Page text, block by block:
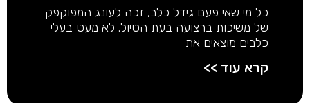
כל מי שאי פעם גידל כלב, זכה לעונג המפוקפק
של משיכות ברצועה בעת הטיול. לא מעט בעלי
כלבים מוצאים את
קרא עוד >>